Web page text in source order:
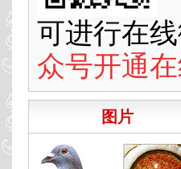
可进行在
众号开通
图片